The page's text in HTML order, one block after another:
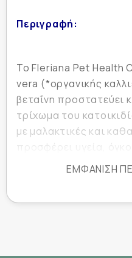
Περιγραφή:
Το Fleriana Pet Health
vera (*οργανικής
βεταΐνη προστατεύει
τρίχωμα του
με μαλακτικές και
προσφέρει υγεία,
ΕΜΦΆΝΙΣΗ